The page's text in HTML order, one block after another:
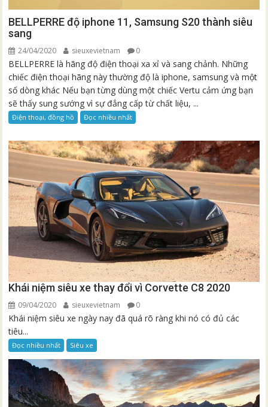
BELLPERRE độ iphone 11, Samsung S20 thành siêu
sang
24/04/2020 sieuxevietnam 0
BELLPERRE là hãng độ điện thoại xa xỉ và sang chảnh. Những
chiếc điện thoại hãng này thường độ là iphone, samsung và một
số dòng khác Nếu bạn từng dùng một chiếc Vertu cảm ứng bạn
sẽ thấy sung sướng vì sự đẳng cấp từ chất liệu, ...
Điện thoại, đồng hồ Đọc nhiều nhất
Khái niệm siêu xe thay đổi vì Corvette C8 2020
09/04/2020 sieuxevietnam 0
Khái niệm siêu xe ngày nay đã quá rõ ràng khi nó có đủ các
tiêu...
Đọc nhiều nhất Siêu xe